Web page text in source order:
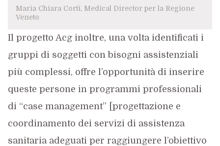
Maria Chiara Corti, Medical Director per la Regione
Veneto
Il progetto Acg inoltre, una volta identificati i
gruppi di soggetti con bisogni assistenziali
più complessi, offre l’opportunità di inserire
queste persone in programmi professionali
di “case management” [progettazione e
coordinamento dei servizi di assistenza
sanitaria adeguati per raggiungere l’obiettivo